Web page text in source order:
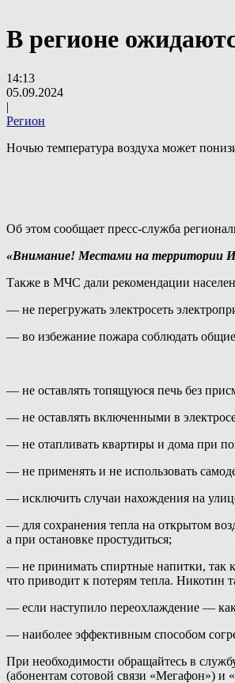
В регионе
14:13
05.09.2024
|
Регион
Ночью температура воздуха может
Об этом сообщает пресс-служба
«Внимание! Местами на территории
Также в МЧС дали рекомендации
— не перегружать электросеть
— во избежание пожара соблюдать
— не оставлять топящуюся печь без
— не оставлять включенными в
— не отапливать квартиры и дома при
— не применять и не использовать
— исключить случаи нахождения на
— для сохранения тепла на открытом
а при остановке простудиться;
— не принимать спиртные напитки, так
что приводит к потерям тепла. Никотин
— если наступило переохлаждение —
— наиболее эффективным способом
При необходимости обращайтесь в
(абонентам сотовой связи «Мегафон») и